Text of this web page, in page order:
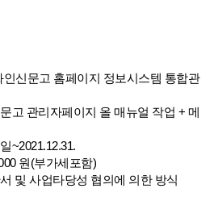
인신문고 홈페이지 정보시스템 통합관
고 관리자페이지 올 매뉴얼 작업 + 메
~2021.12.31.
원(부가세포함)
및 사업타당성 협의에 의한 방식